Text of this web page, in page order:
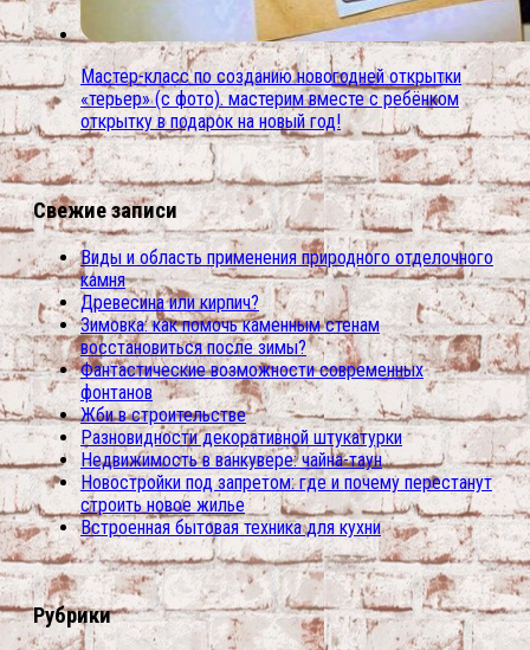
Мастер-класс по созданию новогодней открытки
«терьер» (с фото). мастерим вместе с ребёнком
открытку в подарок на новый год!
Свежие записи
Виды и область применения природного отделочного
камня
Древесина или кирпич?
Зимовка: как помочь каменным стенам
восстановиться после зимы?
Фантастические возможности современных
фонтанов
Жби в строительстве
Разновидности декоративной штукатурки
Недвижимость в ванкувере: чайна-таун
Новостройки под запретом: где и почему перестанут
строить новое жилье
Встроенная бытовая техника для кухни
Рубрики